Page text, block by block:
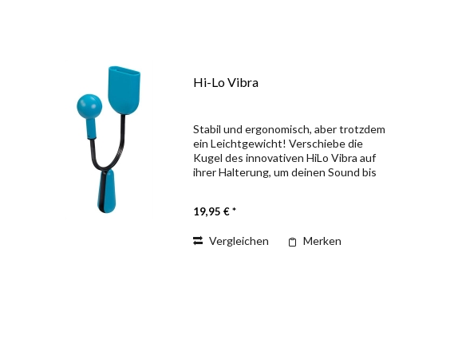
Hi-Lo Vibra
Stabil und ergonomisch, aber trotzdem
ein Leichtgewicht! Verschiebe die
Kugel des innovativen HiLo Vibra auf
ihrer Halterung, um deinen Sound bis
erzeugen Der...
19,95 € *
Vergleichen Merken